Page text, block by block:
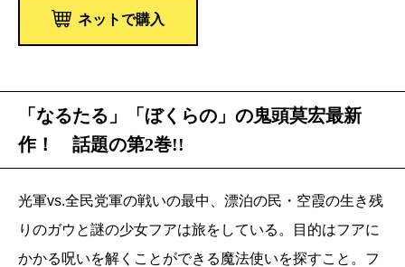
ネットで購入
「なるたる」「ぼくらの」の鬼頭莫宏最新
作！ 話題の第2巻!!
光軍vs.全民党軍の戦いの最中、漂泊の民・空霞の生き残
りのガウと謎の少女フアは旅をしている。目的はフアに
かかる呪いを解くことができる魔法使いを探すこと。フ